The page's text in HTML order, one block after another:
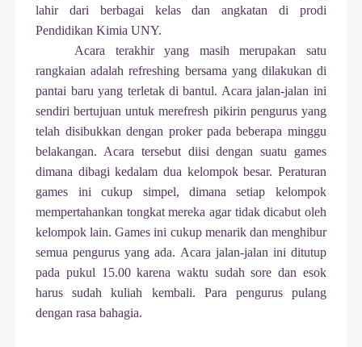
lahir dari berbagai kelas dan angkatan di prodi
Pendidikan Kimia UNY.
Acara terakhir yang masih merupakan satu
rangkaian adalah refreshing bersama yang dilakukan di
pantai baru yang terletak di bantul. Acara jalan-jalan ini
sendiri bertujuan untuk merefresh pikirin pengurus yang
telah disibukkan dengan proker pada beberapa minggu
belakangan. Acara tersebut diisi dengan suatu games
dimana dibagi kedalam dua kelompok besar. Peraturan
games ini cukup simpel, dimana setiap kelompok
mempertahankan tongkat mereka agar tidak dicabut oleh
kelompok lain. Games ini cukup menarik dan menghibur
semua pengurus yang ada. Acara jalan-jalan ini ditutup
pada pukul 15.00 karena waktu sudah sore dan esok
harus sudah kuliah kembali. Para pengurus pulang
dengan rasa bahagia.